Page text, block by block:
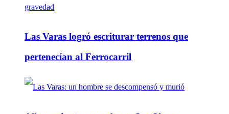
Las Varas logró escriturar terrenos que
pertenecían al Ferrocarril